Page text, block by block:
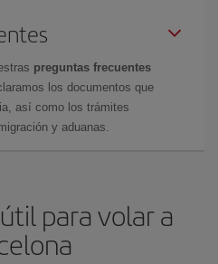
preguntas frecuentes
los documentos que
así como los trámites
y aduanas.
para volar a